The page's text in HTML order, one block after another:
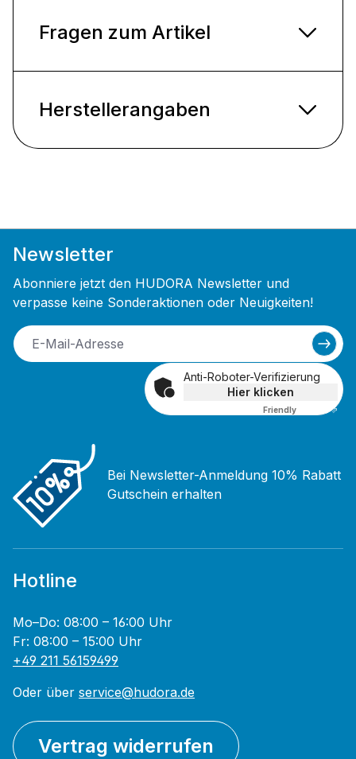
Fragen zum Artikel
Herstellerangaben
Newsletter
Abonniere jetzt den HUDORA Newsletter und
verpasse keine Sonderaktionen oder Neuigkeiten!
Anti-Roboter-Verifizierung
Hier klicken
Friendly Captcha ⇗
Bei Newsletter-Anmeldung 10% Rabatt
Gutschein erhalten
Hotline
Mo–Do: 08:00 – 16:00 Uhr
Fr: 08:00 – 15:00 Uhr
+49 211 56159499
Oder über service@hudora.de
Vertrag widerrufen